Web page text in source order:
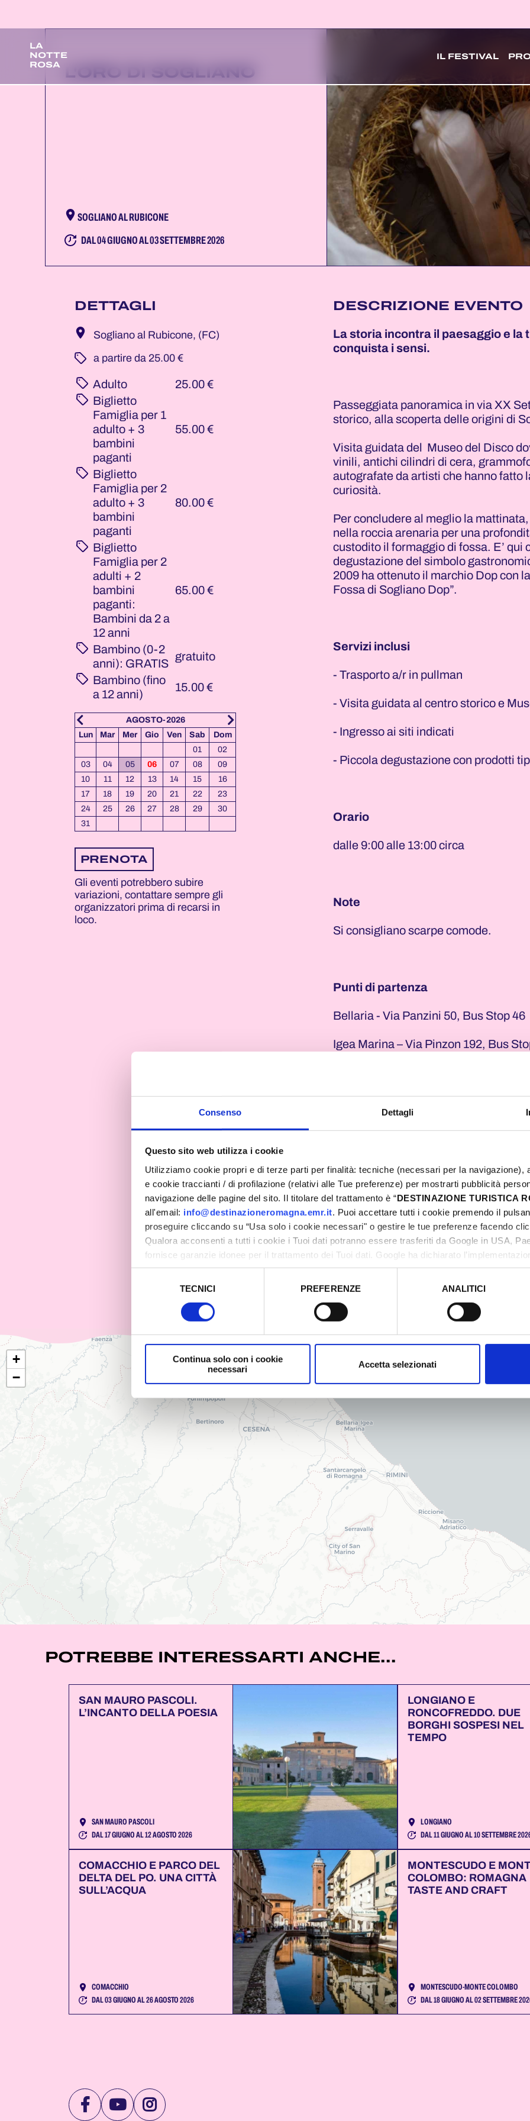
Consenso Dettagli
Questo sito web utilizza i cookie
Utilizziamo cookie propri e di terze parti per finalità: tecniche (necessari per la navigazione),
e cookie traccianti / di profilazione (relativi alle Tue preferenze) per mostrarti pubblicità
navigazione delle pagine del sito. Il titolare del trattamento è “DESTINAZIONE TURISTICA
all'email: info@destinazioneromagna.emr.it. Puoi accettare tutti i cookie premendo il
proseguire cliccando su “Usa solo i cookie necessari" o gestire le tue preferenze facendo
Qualora acconsenti a tutti i cookie i Tuoi dati potranno essere trasferiti da Google in USA,
fornisce garanzie idonee per il trattamento dei Tuoi dati. Google ha dichiarato
sicurezza a Tutela dei navigatori, che abbiamo valutato essere sufficienti.
TECNICI PREFERENZE ANALITICI
Continua solo con i cookie
necessari
Accetta selezionati
LA
NOTTE
ROSA
IL FESTIVAL
L'ORO DI SOGLIANO
SOGLIANO AL RUBICONE
DAL 04 GIUGNO AL 03 SETTEMBRE 2026
DETTAGLI
Sogliano al Rubicone, (FC)
­ a partire da 25.00 €
Adulto
25.00 €
Biglietto
Famiglia per 1
adulto + 3
bambini
paganti
55.00 €
Biglietto
Famiglia per 2
adulto + 3
bambini
paganti
80.00 €
Biglietto
Famiglia per 2
adulti + 2
bambini
paganti:
Bambini da 2 a
12 anni
65.00 €
Bambino (0-2
anni): GRATIS
gratuito
Bambino (fino
a 12 anni)
15.00 €
AGOSTO-2026
Lun
Mar Mer Gio Ven Sab
Dom
01
02
03
04 05 06 07 08
09
10
11 12 13 14 15
16
17
18 19 20 21 22
23
24
25 26 27 28 29
30
31
Ven Sab
Dom
11 12
13
PRENOTA
Gli eventi potrebbero subire
variazioni, contattare sempre gli
organizzatori prima di recarsi in
loco.
DESCRIZIONE EVENTO
La storia incontra il paesaggio e la
conquista i sensi.
Passeggiata panoramica in via XX
storico, alla scoperta delle origini di
Visita guidata del Museo del Disco
vinili, antichi cilindri di cera,
autografate da artisti che hanno fatto
curiosità.
Per concludere al meglio la
nella roccia arenaria per una
custodito il formaggio di fossa. E’ qui
degustazione del simbolo
2009 ha ottenuto il marchio Dop con
Fossa di Sogliano Dop”.
Servizi inclusi
- Trasporto a/r in pullman
- Visita guidata al centro storico e
- Ingresso ai siti indicati
- Piccola degustazione con prodotti
Orario
dalle 9:00 alle 13:00 circa
Note
Si consigliano scarpe comode.
Punti di partenza
Bellaria - Via Panzini 50, Bus Stop 46
Igea Marina – Via Pinzon 192, Bus
Al momento della prenotazione, si
per ogni partecipante.
Contatti per informazioni
Turismhotels Bellaria Igea Marina:
_
+
−
POTREBBE INTERESSARTI ANCHE...
SAN MAURO PASCOLI.
L’INCANTO DELLA POESIA
SAN MAURO PASCOLI
DAL 17 GIUGNO AL 12 AGOSTO 2026
LONGIANO E
RONCOFREDDO. DUE
BORGHI SOSPESI NEL
TEMPO
LONGIANO
DAL 11 GIUGNO AL 10 SETTEMBRE
COMACCHIO E PARCO DEL
DELTA DEL PO. UNA CITTÀ
SULL’ACQUA
COMACCHIO
DAL 03 GIUGNO AL 26 AGOSTO 2026
MONTESCUDO E
COLOMBO: ROMAGNA
TASTE AND CRAFT
MONTESCUDO-MONTE COLOMBO
DAL 18 GIUGNO AL 02 SETTEMBRE
VISITAVISITAVISITA